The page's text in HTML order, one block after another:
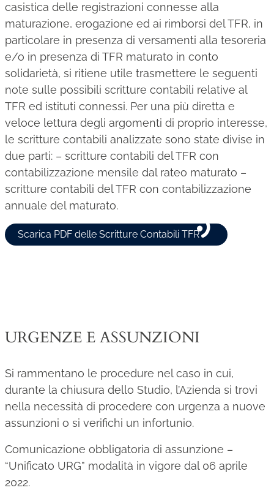
casistica delle registrazioni connesse alla
maturazione, erogazione ed ai rimborsi del TFR, in
particolare in presenza di versamenti alla tesoreria
e/o in presenza di TFR maturato in conto
solidarietà, si ritiene utile trasmettere le seguenti
note sulle possibili scritture contabili relative al
TFR ed istituti connessi. Per una più diretta e
veloce lettura degli argomenti di proprio interesse,
le scritture contabili analizzate sono state divise in
due parti: – scritture contabili del TFR con
contabilizzazione mensile dal rateo maturato –
scritture contabili del TFR con contabilizzazione
annuale del maturato.
Scarica PDF delle Scritture Contabili TFR
URGENZE E ASSUNZIONI
Si rammentano le procedure nel caso in cui,
durante la chiusura dello Studio, l’Azienda si trovi
nella necessità di procedere con urgenza a nuove
assunzioni o si verifichi un infortunio.
Comunicazione obbligatoria di assunzione –
“Unificato URG” modalità in vigore dal 06 aprile
2022.